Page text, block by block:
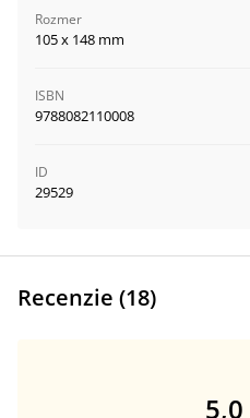
Rozmer
105 x 148 mm
ISBN
9788082110008
ID
29529
Recenzie (18)
5,0